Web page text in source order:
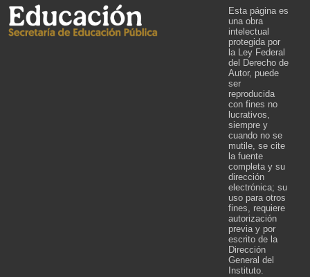
Esta página es
una obra
intelectual
protegida por
la Ley Federal
del Derecho de
Autor, puede
ser
reproducida
con fines no
lucrativos,
siempre y
cuando no se
mutile, se cite
la fuente
completa y su
dirección
electrónica; su
uso para otros
fines, requiere
autorización
previa y por
escrito de la
Dirección
General del
Instituto.